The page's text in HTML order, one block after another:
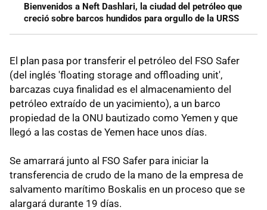
Bienvenidos a Neft Dashlari, la ciudad del petróleo que
creció sobre barcos hundidos para orgullo de la URSS
El plan pasa por transferir el petróleo del FSO Safer
(del inglés 'floating storage and offloading unit',
barcazas cuya finalidad es el almacenamiento del
petróleo extraído de un yacimiento), a un barco
propiedad de la ONU bautizado como Yemen y que
llegó a las costas de Yemen hace unos días.
Se amarrará junto al FSO Safer para iniciar la
transferencia de crudo de la mano de la empresa de
salvamento marítimo Boskalis en un proceso que se
alargará durante 19 días.